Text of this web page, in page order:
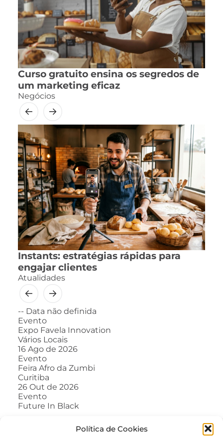
Política de Cookies
Curso gratuito ensina os segredos de
um marketing eficaz
Negócios
Instants: estratégias rápidas para
engajar clientes
Atualidades
-- Data não definida
Evento
Expo Favela Innovation
Vários Locais
16 Ago de 2026
Evento
Feira Afro da Zumbi
Curitiba
26 Out de 2026
Evento
Future In Black